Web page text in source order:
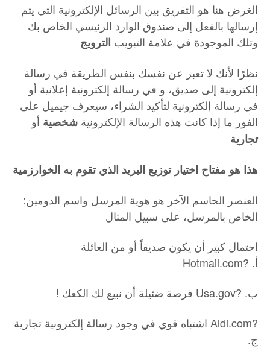
الغرض هنا هو التفريق بين الرسائل الإلكترونية التي يتم
إرسالها بالفعل إلى صندوق الوارد الرئيسي الخاص بك
وتلك الموجودة في علامة التبويب الترويج
نظرًا لأنك لا تعبر عن نفسك بنفس الطريقة في رسالة
إلكترونية إلى صديق، و في رسالة إلكترونية إعلانية أو
في رسالة إلكترونية لتأكيد الشراء، سيعرف جيميل على
الفور ما إذا كانت هذه الرسالة الإلكترونية شخصية أو
تجارية
هذا هو مفتاح اختيار توزيع البريد الذي تقوم به الخوارزمية
:العنصر الحاسم الآخر هو هوية المرسل واسم الدومين
الخاص بالمرسل، على سبيل المثال
احتمال كبير أن يكون صديقاً أو من العائلة
Hotmail.com? .أ
! فرصة ضئيلة أن نبيع لك الكعك Usa.gov? .ب
اشتباه قوي في وجود رسالة إلكترونية تجارية Aldi.com?
.ج